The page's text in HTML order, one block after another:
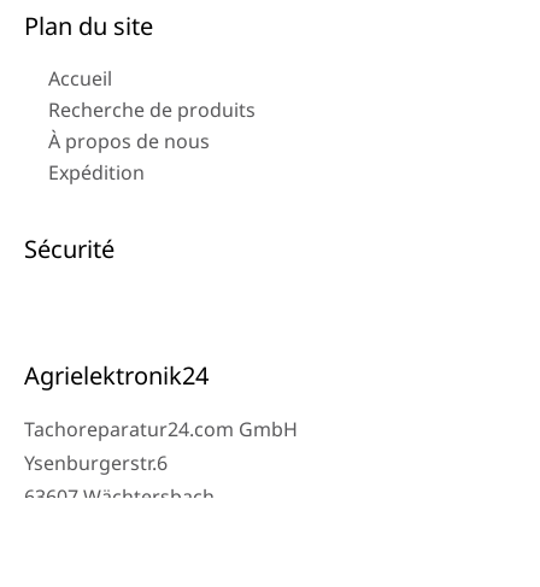
Plan du site
Accueil
Recherche de produits
À propos de nous
Expédition
Sécurité
Agrielektronik24
Tachoreparatur24.com GmbH
Ysenburgerstr.6
63607 Wächtersbach